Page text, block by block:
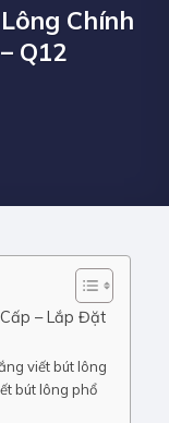
Chính
Q12
– Lắp Đặt
viết bút lông
bút lông phổ